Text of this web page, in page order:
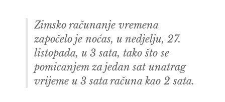
Zimsko računanje vremena
započelo je noćas, u nedjelju, 27.
listopada, u 3 sata, tako što se
pomicanjem za jedan sat unatrag
vrijeme u 3 sata računa kao 2 sata.